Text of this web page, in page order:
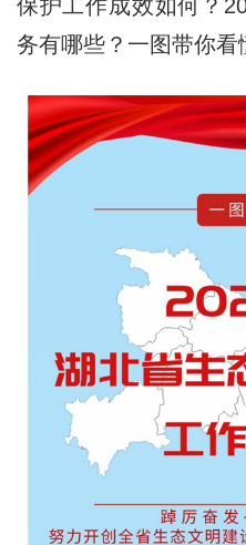
保护工作成效如何？
务有哪些？一图带你